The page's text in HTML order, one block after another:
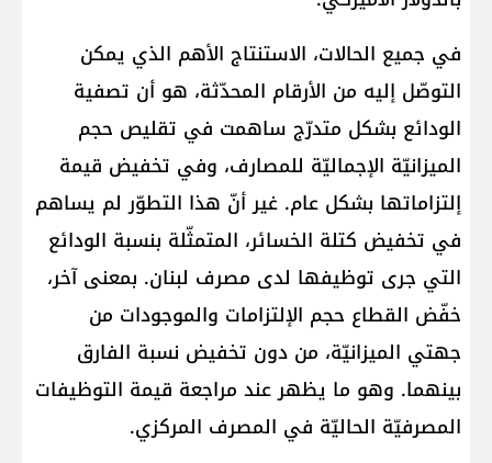
في جميع الحالات، الاستنتاج الأهم الذي يمكن
التوصّل إليه من الأرقام المحدّثة، هو أن تصفية
الودائع بشكل متدرّج ساهمت في تقليص حجم
الميزانيّة الإجماليّة للمصارف، وفي تخفيض قيمة
إلتزاماتها بشكل عام. غير أنّ هذا التطوّر لم يساهم
في تخفيض كتلة الخسائر، المتمثّلة بنسبة الودائع
التي جرى توظيفها لدى مصرف لبنان. بمعنى آخر،
خفّض القطاع حجم الإلتزامات والموجودات من
جهتي الميزانيّة، من دون تخفيض نسبة الفارق
بينهما. وهو ما يظهر عند مراجعة قيمة التوظيفات
المصرفيّة الحاليّة في المصرف المركزي.